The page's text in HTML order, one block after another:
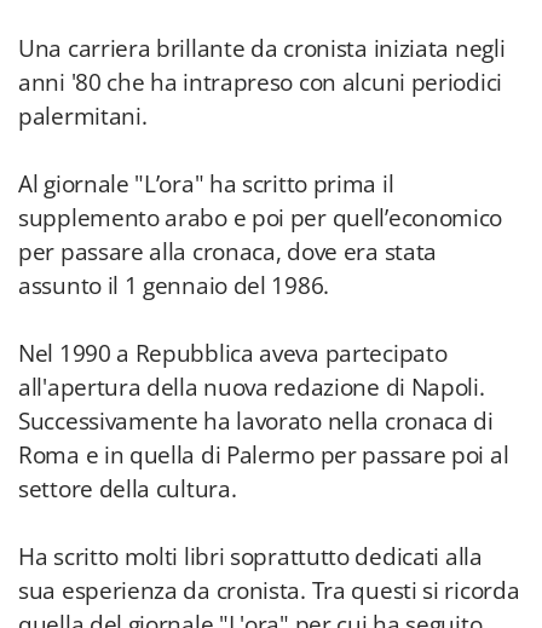
Una carriera brillante da cronista iniziata negli
anni '80 che ha intrapreso con alcuni periodici
palermitani.
Al giornale "L’ora" ha scritto prima il
supplemento arabo e poi per quell’economico
per passare alla cronaca, dove era stata
assunto il 1 gennaio del 1986.
Nel 1990 a Repubblica aveva partecipato
all'apertura della nuova redazione di Napoli.
Successivamente ha lavorato nella cronaca di
Roma e in quella di Palermo per passare poi al
settore della cultura.
Ha scritto molti libri soprattutto dedicati alla
sua esperienza da cronista. Tra questi si ricorda